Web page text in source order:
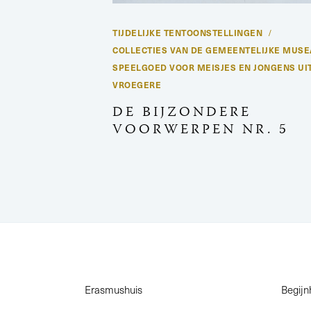
TIJDELIJKE TENTOONSTELLINGEN
COLLECTIES VAN DE GEMEENTELIJKE
SPEELGOED VOOR MEISJES EN JONGENS
VROEGERE
DE BIJZONDERE
VOORWERPEN NR. 5
Erasmushuis